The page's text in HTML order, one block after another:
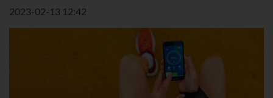
2023-02-13 12:42